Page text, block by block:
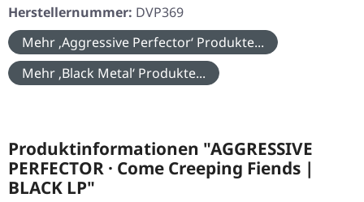
Herstellernummer: DVP369
Mehr ‚Aggressive Perfector‘ Produkte...
Mehr ‚Black Metal‘ Produkte...
Produktinformationen "AGGRESSIVE
PERFECTOR · Come Creeping Fiends |
BLACK LP"